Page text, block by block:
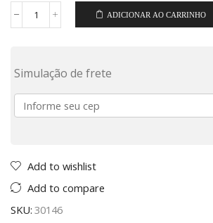
ADICIONAR AO CARRINHO
Simulação de frete
Add to wishlist
Add to compare
SKU: 30146